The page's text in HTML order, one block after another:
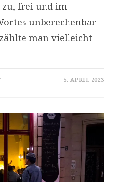
zu, frei und im
unberechenbar
man vielleicht
FÜR 5. APRIL 2023